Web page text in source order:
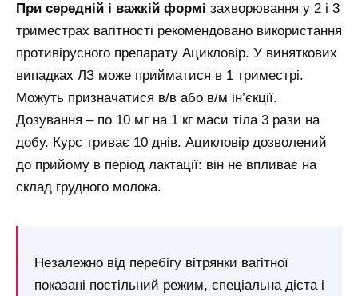
При середній і важкій формі захворювання у 2 і 3
триместрах вагітності рекомендовано використання
противірусного препарату Ацикловір. У виняткових
випадках ЛЗ може прийматися в 1 триместрі.
Можуть призначатися в/в або в/м ін’єкції.
Дозування – по 10 мг на 1 кг маси тіла 3 рази на
добу. Курс триває 10 днів. Ацикловір дозволений
до прийому в період лактації: він не впливає на
склад грудного молока.
Незалежно від перебігу вітрянки вагітної
показані постільний режим, спеціальна дієта і